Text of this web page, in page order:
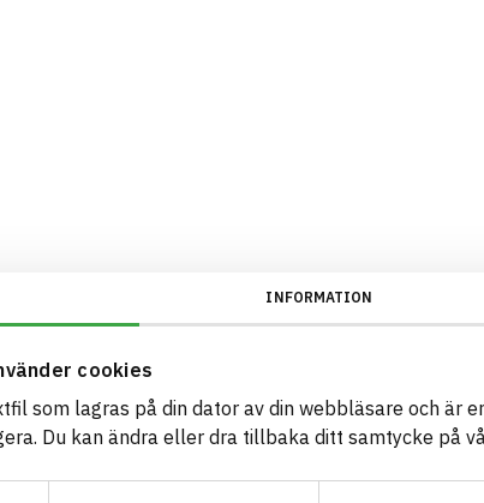
INFORMATION
cookies
som lagras på din dator av din webbläsare och är
Du kan ändra eller dra tillbaka ditt samtycke på